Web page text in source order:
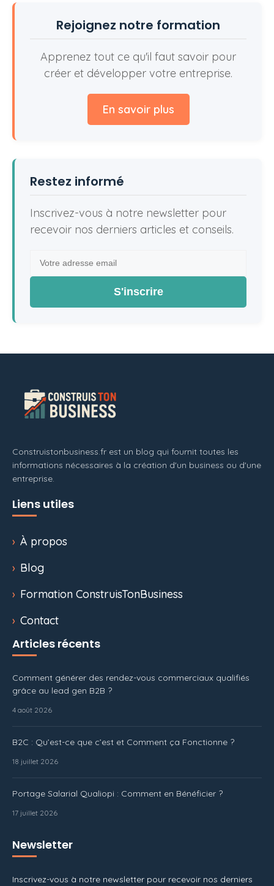
Rejoignez notre formation
Apprenez tout ce qu'il faut savoir pour
créer et développer votre entreprise.
En savoir plus
Restez informé
Inscrivez-vous à notre newsletter pour
recevoir nos derniers articles et conseils.
S'inscrire
Construistonbusiness.fr est un blog qui fournit toutes les
informations nécessaires à la création d'un business ou d'une
entreprise.
Liens utiles
À propos
Blog
Formation ConstruisTonBusiness
Contact
Articles récents
Comment générer des rendez-vous commerciaux qualifiés
grâce au lead gen B2B ?
4 août 2026
B2C : Qu’est-ce que c’est et Comment ça Fonctionne ?
18 juillet 2026
Portage Salarial Qualiopi : Comment en Bénéficier ?
17 juillet 2026
Newsletter
Inscrivez-vous à notre newsletter pour recevoir nos derniers